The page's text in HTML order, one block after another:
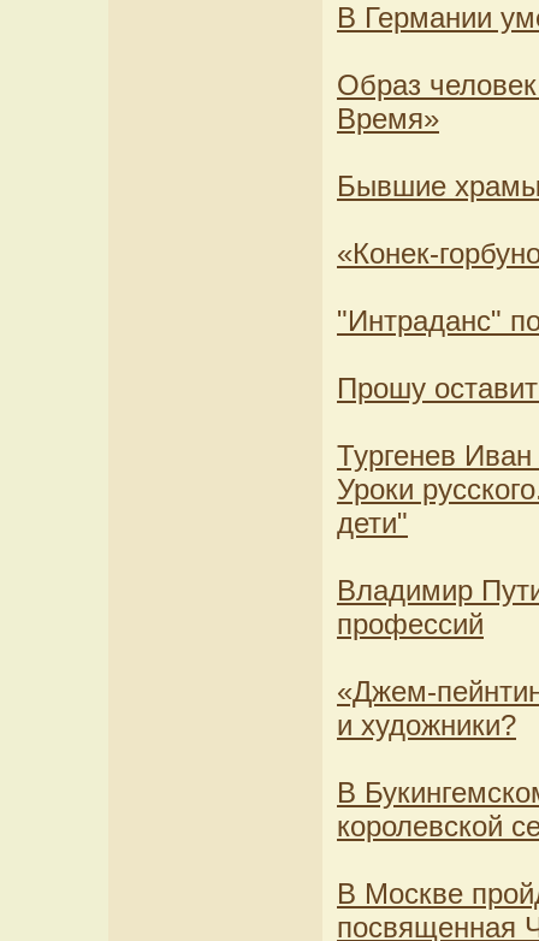
В Германии
Образ
Время»
Бывшие храмы
«Конек-
"Интраданс"
Прошу
Тургенев
Уроки
дети"
Владимир
профессий
«Джем-
и художники?
В
королевской
В Москве
посвященная